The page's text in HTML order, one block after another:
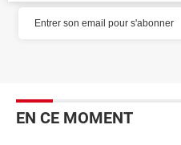
EN CE MOMENT